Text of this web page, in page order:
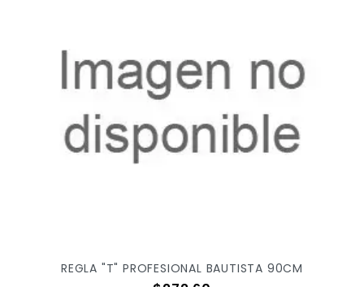
REGLA "T" PROFESIONAL BAUTISTA 90CM